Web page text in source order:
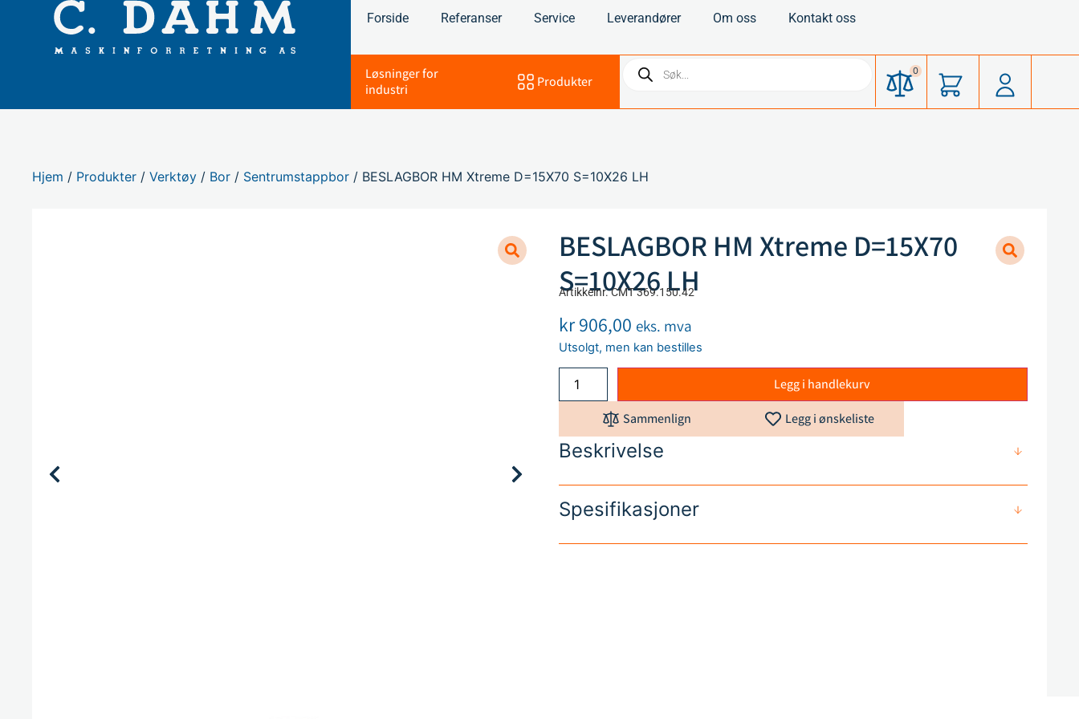
Forside Referanser Service Leverandører Om oss Kontakt oss
Løsninger for
industri
Produkter
0
Hjem / Produkter /Verktøy / Bor / Sentrumstappbor / BESLAGBOR HM Xtreme D=15X70 S=10X26 LH
BESLAGBOR HM Xtreme D=15X70
S=10X26 LH
Artikkelnr. CMT 369.150.42
kr906,00 eks. mva
Utsolgt, men kan bestilles
Legg i handlekurv
Sammenlign Legg i ønskeliste
Beskrivelse
Spesifikasjoner